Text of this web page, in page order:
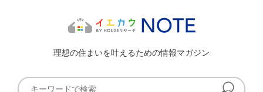
理想の住まいを叶えるための情報マガジン